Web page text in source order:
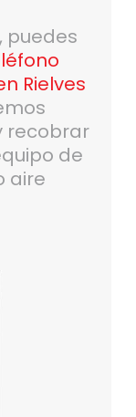
puedes
Rielves
recobrar
de
aire